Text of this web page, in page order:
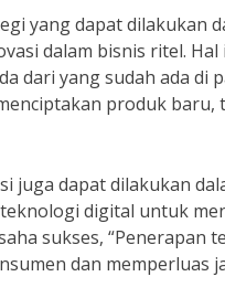
yang dapat dilakukan
dalam bisnis ritel.
dari yang sudah ada di
produk
juga dapat dilakukan
digital untuk
sukses, “Penerapan
dan memperluas